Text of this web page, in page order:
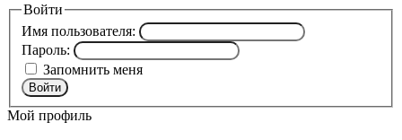
Войти
Имя пользователя:
Пароль:
Запомнить меня
Войти
Мой профиль